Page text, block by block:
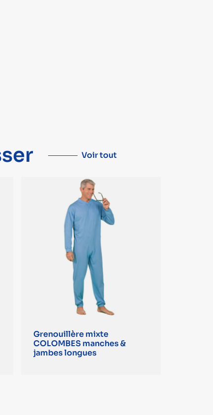
Voir tout
Grenouillère mixte
COLOMBES manches &
jambes longues